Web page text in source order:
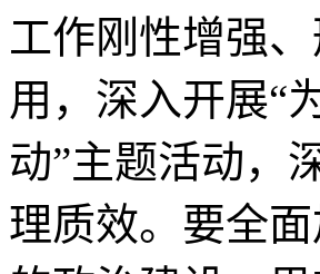
工作刚性增强
用，深入开展“
动”主题活动，
理质效。要全